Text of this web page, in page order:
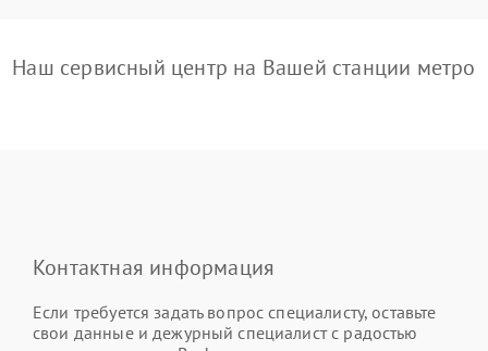
Наш сервисный центр на Вашей станции метро
Контактная информация
Если требуется задать вопрос специалисту, оставьте
свои данные и дежурный специалист с радостью